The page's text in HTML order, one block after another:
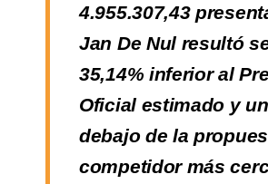
4.955.307,43
Jan De Nul resultó
35,14% inferior al
Oficial estimado y
debajo de la
competidor más